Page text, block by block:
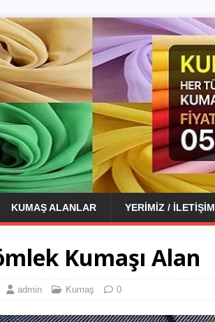
KUMAŞ ALANLAR YERIMIZ / İLETIŞIM
Kumaşı Alan
admin Kumaş 0